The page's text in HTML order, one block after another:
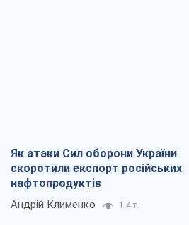
Як атаки Сил оборони України
скоротили експорт російських
нафтопродуктів
Андрій Клименко 1,4 т.